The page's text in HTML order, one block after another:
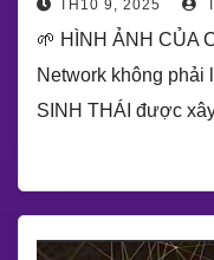
TH10 9, 2025
🌱 HÌNH ẢNH CỦA
Network không phải
SINH THÁI được